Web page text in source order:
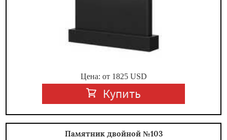
Цена: от 1825USD
Купить
Памятник двойной №103